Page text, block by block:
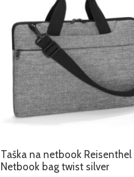
Taška na netbook Reisenthel
Netbook bag twist silver